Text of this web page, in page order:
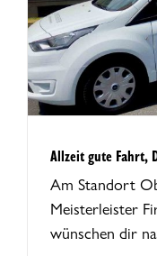
Allzeit gute Fahrt,
Am Standort
Meisterleister
wünschen dir